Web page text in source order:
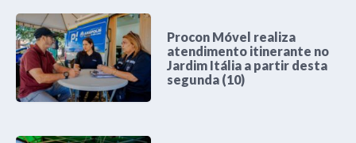
Procon Móvel realiza
atendimento itinerante no
Jardim Itália a partir desta
segunda (10)